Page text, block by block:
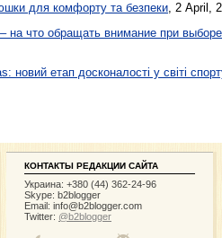
для комфорту та безпеки, 2 April,
на что обращать внимание при
новий етап досконалості у світі
КОНТАКТЫ РЕДАКЦИИ САЙТА
Украина: +380 (44) 362-24-96
Skype: b2blogger
Email: info@b2blogger.com
Twitter: @b2blogger